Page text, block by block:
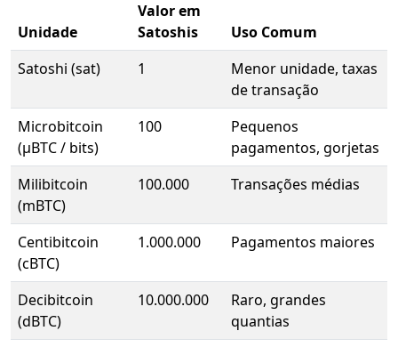
Unidade
Valor em
Satoshis
Uso Comum
Satoshi (sat)
1
Menor unidade, taxas
de transação
Microbitcoin
(μBTC / bits)
100
Pequenos
pagamentos, gorjetas
Milibitcoin
(mBTC)
100.000 Transações médias
Centibitcoin
(cBTC)
1.000.000 Pagamentos maiores
Decibitcoin
(dBTC)
10.000.000
Raro, grandes
quantias